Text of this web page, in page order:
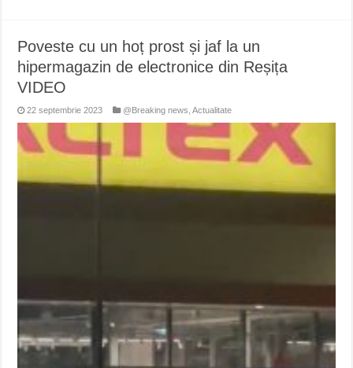
Poveste cu un hoț prost și jaf la un
hipermagazin de electronice din Reșița
VIDEO
22 septembrie 2023 @Breaking news ,Actualitate